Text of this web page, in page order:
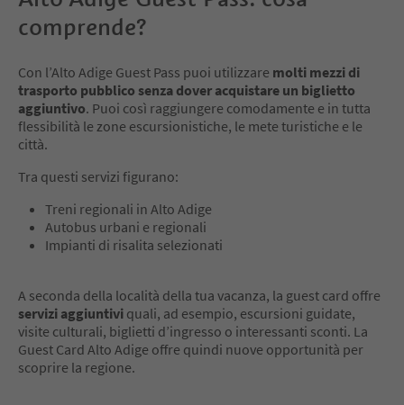
comprende?
Con l’Alto Adige Guest Pass puoi utilizzare molti mezzi di
trasporto pubblico senza dover acquistare un biglietto
aggiuntivo. Puoi così raggiungere comodamente e in tutta
flessibilità le zone escursionistiche, le mete turistiche e le
città.
Tra questi servizi figurano:
Treni regionali in Alto Adige
Autobus urbani e regionali
Impianti di risalita selezionati
A seconda della località della tua vacanza, la guest card offre
servizi aggiuntivi quali, ad esempio, escursioni guidate,
visite culturali, biglietti d’ingresso o interessanti sconti. La
Guest Card Alto Adige offre quindi nuove opportunità per
scoprire la regione.